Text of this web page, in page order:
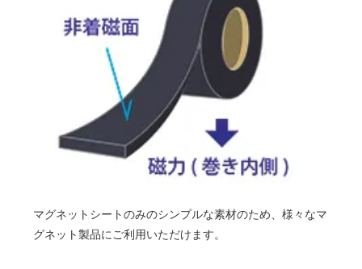
マグネットシートのみのシンプルな素材のため、様々なマ
グネット製品にご利用いただけます。